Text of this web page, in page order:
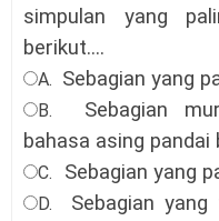
simpulan yang
berikut....
A. Sebagian yang
B.
Sebagian
bahasa asing pandai
C. Sebagian yang
D.
Sebagian